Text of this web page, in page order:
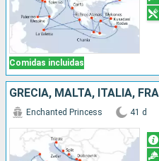
Comidas incluidas
Enchanted Princess 41 d